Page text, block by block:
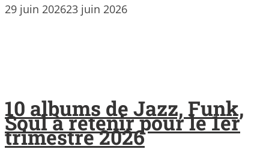
29 juin 202623 juin 2026
10 albums de Jazz, Funk,
Soul à retenir pour le 1er
trimestre 2026